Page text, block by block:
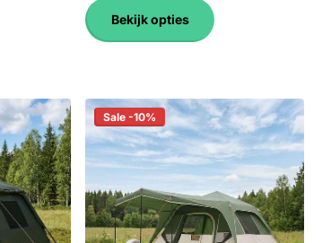
Bekijk opties
Sale -10%